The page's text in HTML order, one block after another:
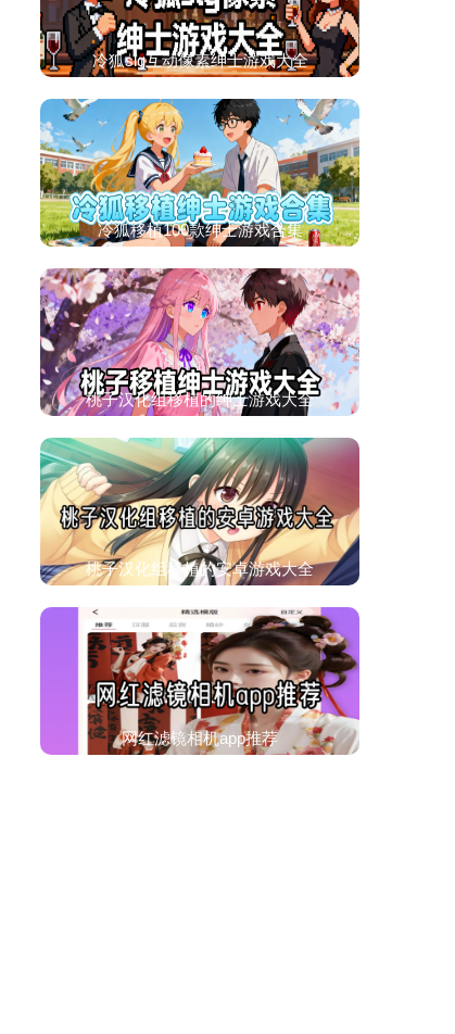
冷狐slg互动像素绅士游戏大全
冷狐移植100款绅士游戏合集
桃子汉化组移植的绅士游戏大全
桃子汉化组移植的安卓游戏大全
网红滤镜相机app推荐